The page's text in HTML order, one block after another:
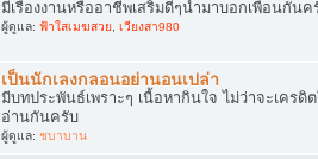
มีเรื่องงานหรืออาชีพเสริมดีๆนำมาบอกเพื่อนกันค
ผู้ดูแล: ฟ้าใสเมฆสวย, เวียงสา980
เป็นนักเลงกลอนอย่านอนเปล่า
มีบทประพันธ์เพราะๆ เนื้อหากินใจ ไม่ว่าจะเครดิ
อ่านกันครับ
ผู้ดูแล: ชบาบาน